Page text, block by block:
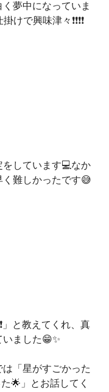
夢中になっていま
で興味津々❗❗❗❗
をしています💻なか
難しかったです😅
」と教えてくれ、真
ました😁✨
「星がすごかった
🌟」とお話してく